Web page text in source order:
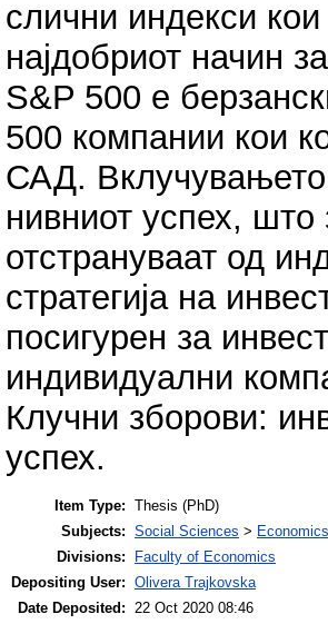
слични индекси
најдобриот начин
S&P 500 е
500 компании кои
САД. Вклучувањето
нивниот успех,
отстрануваат од
стратегија на
посигурен за
индивидуални
Клучни зборови:
успех.
Item Type: Thesis (PhD)
Subjects: Social Sciences >
Divisions:
Faculty of Economics
Depositing User: Olivera Trajkovska
Date Deposited: 22 Oct 2020 08:46